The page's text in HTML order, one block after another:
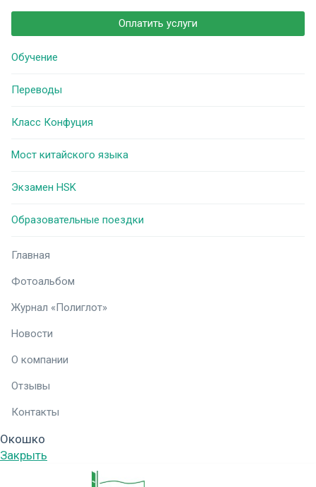
Оплатить услуги
Обучение
Переводы
Класс Конфуция
Мост китайского языка
Экзамен HSK
Образовательные поездки
Главная
Фотоальбом
Журнал «Полиглот»
Новости
О компании
Отзывы
Контакты
Окошко
Закрыть